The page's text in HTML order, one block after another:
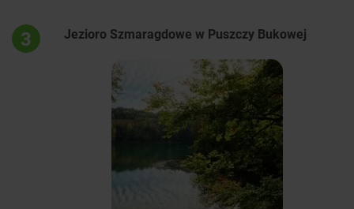
3 Jezioro Szmaragdowe w Puszczy Bukowej